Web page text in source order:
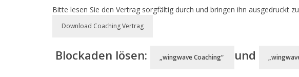
Bitte lesen Sie den Vertrag sorgfältig durch und bringen ihn ausgedruckt
Download Coaching Vertrag
Blockaden lösen: „wingwave Coaching“ und